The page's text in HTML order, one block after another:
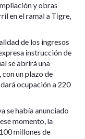
y obras
en el ramal a Tigre,
de los ingresos
instrucción de
se abrirá una
un plazo de
ocupación a 220
se había anunciado
momento, la
millones de